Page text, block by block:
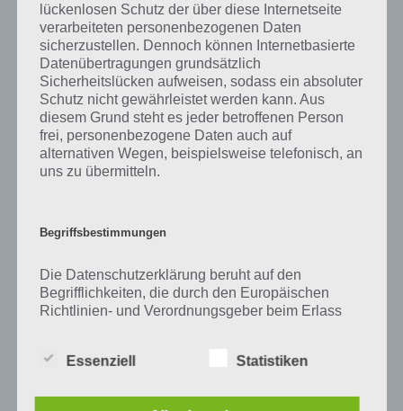
Zu Bus haben wir zunächst keine weiteren Informationen parat!
Auf WhatsApp teilen Teilen auf Facebook
Tweet auf Twitter
lückenlosen Schutz der über diese Internetseite
verarbeiteten personenbezogenen Daten
sicherzustellen. Dennoch können Internetbasierte
Datenübertragungen grundsätzlich
Sicherheitslücken aufweisen, sodass ein absoluter
Schutz nicht gewährleistet werden kann. Aus
diesem Grund steht es jeder betroffenen Person
frei, personenbezogene Daten auch auf
alternativen Wegen, beispielsweise telefonisch, an
uns zu übermitteln.
Begriffsbestimmungen
Die Datenschutzerklärung beruht auf den
Begrifflichkeiten, die durch den Europäischen
Richtlinien- und Verordnungsgeber beim Erlass
soll sowohl für die Öffentlichkeit als auch für
lesbar und verständlich sein. Um dies zu
Essenziell Statistiken